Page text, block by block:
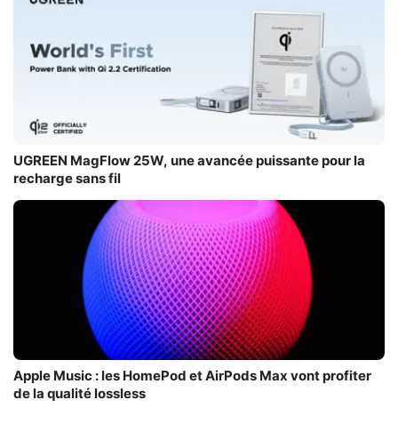
UGREEN MagFlow 25W, une avancée puissante pour la
recharge sans fil
Apple Music : les HomePod et AirPods Max vont profiter
de la qualité lossless